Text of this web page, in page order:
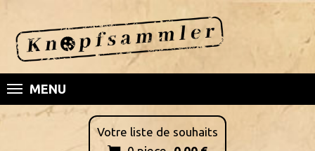
MENU
Votre liste de souhaits